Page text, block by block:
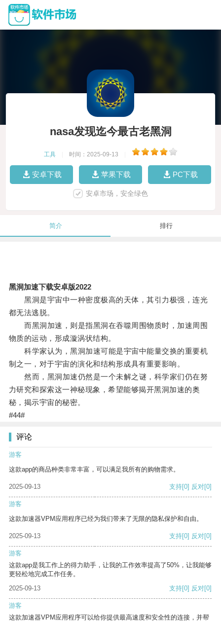
nasa发现迄今最古老黑洞
工具 时间：2025-09-13
安卓下载 苹果下载 PC下载
安卓市场，安全绿色
简介 排行
黑洞加速下载安卓版2022
黑洞是宇宙中一种密度极高的天体，其引力极强，连光
都无法逃脱。
而黑洞加速，则是指黑洞在吞噬周围物质时，加速周围
物质的运动，形成漩涡状结构。
科学家认为，黑洞加速可能是宇宙中能量交换的重要机
制之一，对于宇宙的演化和结构形成具有重要影响。
然而，黑洞加速仍然是一个未解之谜，科学家们仍在努
力研究和探索这一神秘现象，希望能够揭开黑洞加速的奥
秘，揭示宇宙的秘密。
#44#
评论
游客
这款app的商品种类非常丰富，可以满足我所有的购物需求。
2025-09-13 支持[0] 反对[0]
游客
这款加速器VPM应用程序已经为我们带来了无限的隐私保护和自由。
2025-09-13 支持[0] 反对[0]
游客
这款app是我工作上的得力助手，让我的工作效率提高了50%，让我能够
更轻松地完成工作任务。
2025-09-13
支持[0] 反对[0]
游客
这款加速器VPM应用程序可以给你提供最高速度和安全性的连接，并帮